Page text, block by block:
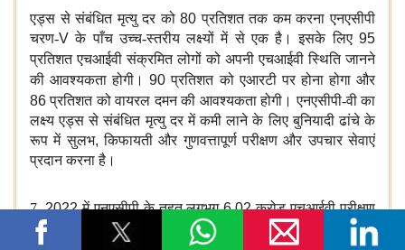
एड्स से संबंधित मृत्यु दर को80 प्रतिशत तक कम करना एनएसीपी
चरण-Vके पाँच उच्च-स्तरीय लक्ष्यों में से एक है। इसके लिए95
प्रतिशत एचआईवी संक्रमित लोगों को अपनी एचआईवी स्थिति जानने
की आवश्यकता होगी।90 प्रतिशत को एआरटी पर होना होगा और
86 प्रतिशत को वायरल दमन की आवश्यकता होगी। एनएसीपी-वी का
लक्ष्य एड्स से संबंधित मृत्यु दर में कमी लाने के लिए बुनियादी ढांचे के
रूप में सुलभ,किफायती और गुणवत्तापूर्ण परीक्षण और उपचार सेवाएं
प्रदान करना है।
7.2022में एनएसीपी के तहत लगभग6.02करोड़ एचआईवी परीक्षण
किए गए। इसमें लगभग
करोड़ गर्भवती महिलाओं का एचआईवी